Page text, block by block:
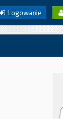
Logowanie